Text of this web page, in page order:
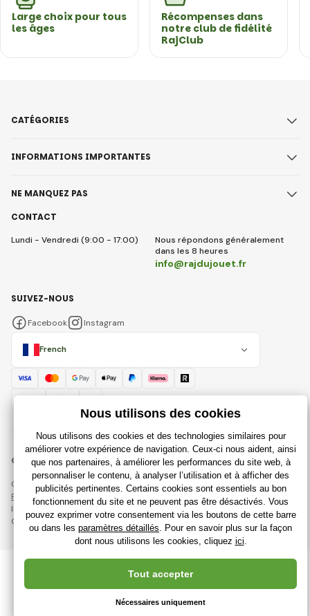
Large choix pour tous
les âges
Récompenses dans
notre club de fidélité
RajClub
CONTACT
Lundi - Vendredi (9:00 - 17:00)
Nous répondons généralement
dans les 8 heures
info@rajdujouet.fr
CATÉGORIES
INFORMATIONS IMPORTANTES
NE MANQUEZ PAS
French
SUIVEZ-NOUS
Facebook Instagram
© 2018 - 2026 Rajdujouet.fr, Tous droits réservés
Cette page est protégée par reCAPTCHA et s'appliquent
Règles de protection des données personnellessociétés Google et
leur
Conditions contractuelles
Création de boutiques en ligne performantes à partir deRIESENIA